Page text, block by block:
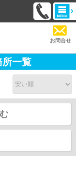
お問合せ
所一覧